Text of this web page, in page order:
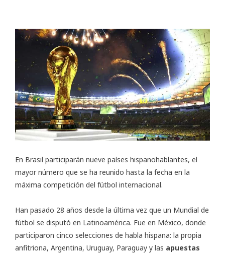
En Brasil participarán nueve países hispanohablantes, el
mayor número que se ha reunido hasta la fecha en la
máxima competición del fútbol internacional.
Han pasado 28 años desde la última vez que un Mundial de
fútbol se disputó en Latinoamérica. Fue en México, donde
participaron cinco selecciones de habla hispana: la propia
anfitriona, Argentina, Uruguay, Paraguay y las apuestas